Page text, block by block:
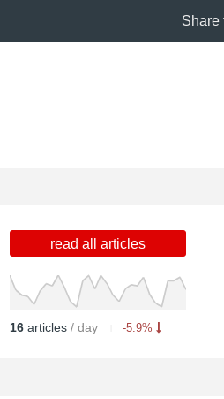
Share
read all articles
16 articles / day -5.9%